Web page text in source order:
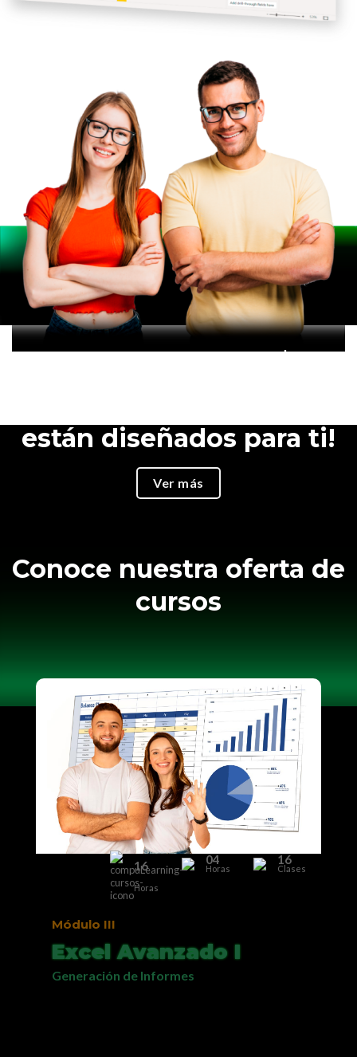
¿No eres programador?
están diseñados para ti!
Ver más
Conoce nuestra oferta de
cursos
16
Horas
04
Horas
16
Clases
Módulo IV
Excel Avanzado II
Power Query, Power Pivot y Power BI